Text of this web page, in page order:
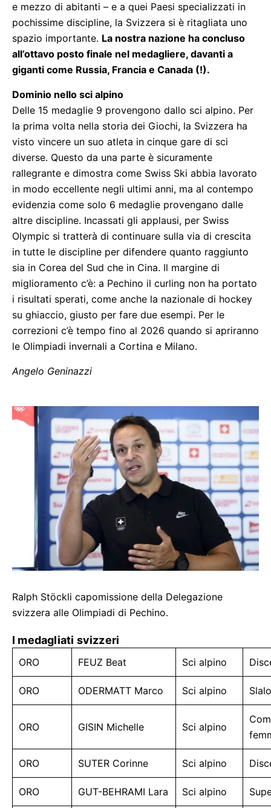
e mezzo di abitanti – e a quei Paesi specializzati in
pochissime discipline, la Svizzera si è ritagliata uno
spazio importante. La nostra nazione ha concluso
all’ottavo posto finale nel medagliere, davanti a
giganti come Russia, Francia e Canada (!).
Dominio nello sci alpino
Delle 15 medaglie 9 provengono dallo sci alpino. Per
la prima volta nella storia dei Giochi, la Svizzera ha
visto vincere un suo atleta in cinque gare di sci
diverse. Questo da una parte è sicuramente
rallegrante e dimostra come Swiss Ski abbia lavorato
in modo eccellente negli ultimi anni, ma al contempo
evidenzia come solo 6 medaglie provengano dalle
altre discipline. Incassati gli applausi, per Swiss
Olympic si tratterà di continuare sulla via di crescita
in tutte le discipline per difendere quanto raggiunto
sia in Corea del Sud che in Cina. Il margine di
miglioramento c’è: a Pechino il curling non ha portato
i risultati sperati, come anche la nazionale di hockey
su ghiaccio, giusto per fare due esempi. Per le
correzioni c’è tempo fino al 2026 quando si apriranno
le Olimpiadi invernali a Cortina e Milano.
Angelo Geninazzi
Ralph Stöckli capomissione della Delegazione
svizzera alle Olimpiadi di Pechino.
I medagliati svizzeri
ORO FEUZ Beat Sci alpino
ORO ODERMATT Marco Sci alpino
ORO GISIN Michelle Sci alpino
ORO SUTER Corinne Sci alpino
ORO GUT-BEHRAMI Lara Sci alpino